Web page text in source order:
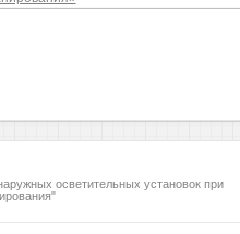
осветительных установок при